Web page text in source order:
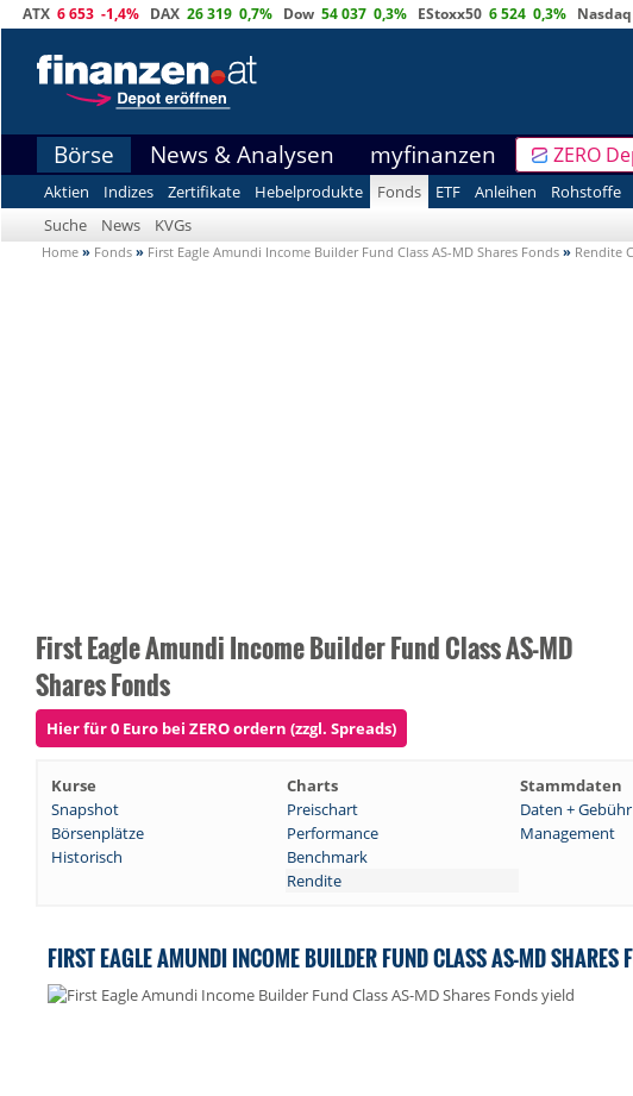
ATX 6 653 -1,4% DAX 26 319 0,7% Dow 54 037 0,3% EStoxx50 6 524 0,3% Nasdaq
Börse News & Analysen myfinanzen ZERO
Aktien Indizes Zertifikate Hebelprodukte Fonds ETF Anleihen Rohstoffe
Suche
News KVGs
Home » Fonds » First Eagle Amundi Income Builder Fund Class AS-MD Shares Fonds » Rendite
First Eagle Amundi Income Builder Fund Class AS-MD
Shares Fonds
Hier für 0 Euro bei ZERO ordern (zzgl. Spreads)
Kurse Charts Stammdaten
Snapshot
Preischart Daten + Gebühr
Börsenplätze
Performance Management
Historisch
Benchmark
Rendite
FIRST EAGLE AMUNDI INCOME BUILDER FUND CLASS AS-MD SHARES